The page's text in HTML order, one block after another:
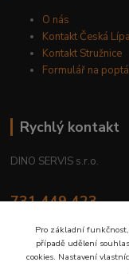
O nás
Kontakt Česká Lípa
Kontakt Stružnice
Formulář na
Rychlý kontakt
DINO SERVIS s.r.o.
731 449 423
Pro základní
případě udělení
cookies. Nastavení